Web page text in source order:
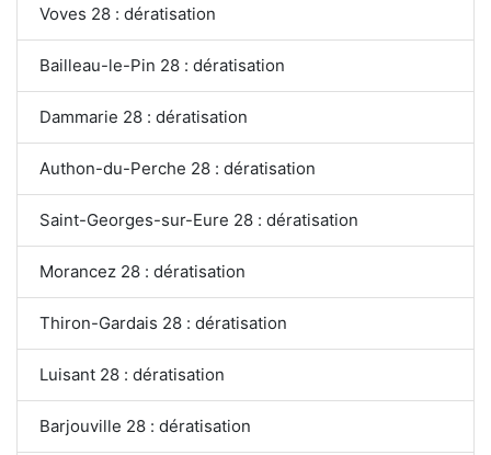
Voves 28 : dératisation
Bailleau-le-Pin 28 : dératisation
Dammarie 28 : dératisation
Authon-du-Perche 28 : dératisation
Saint-Georges-sur-Eure 28 : dératisation
Morancez 28 : dératisation
Thiron-Gardais 28 : dératisation
Luisant 28 : dératisation
Barjouville 28 : dératisation